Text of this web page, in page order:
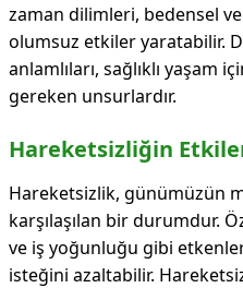
zaman dilimleri, bedensel
olumsuz etkiler yaratabilir.
anlamlıları, sağlıklı yaşam
gereken unsurlardır.
Hareketsizliğin
Hareketsizlik, günümüzün
karşılaşılan bir durumdur.
ve iş yoğunluğu gibi
isteğini azaltabilir.